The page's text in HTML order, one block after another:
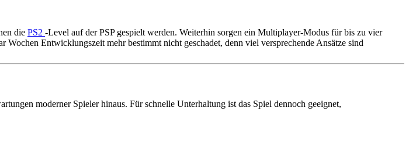
die PS2 -Level auf der PSP gespielt werden. Weiterhin sorgen ein Multiplayer-Modus für bis zu vier
Entwicklungszeit mehr bestimmt nicht geschadet, denn viel versprechende Ansätze sind
moderner Spieler hinaus. Für schnelle Unterhaltung ist das Spiel dennoch geeignet,